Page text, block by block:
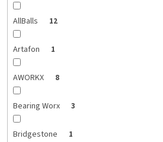
AllBalls 12
Artafon 1
AWORKX 8
Bearing Worx 3
Bridgestone 1